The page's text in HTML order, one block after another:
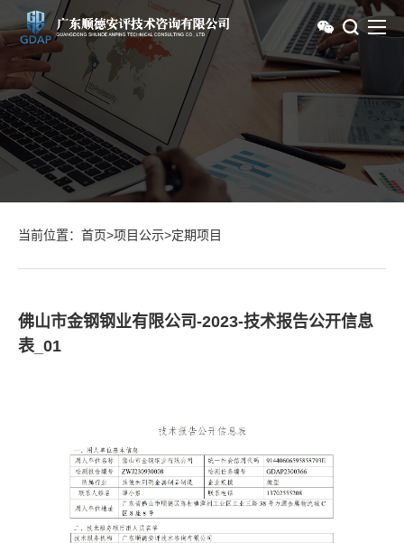
当前位置： 首页>项目公示>定期项目
佛山市金钢钢业有限公司-2023-技术报告公开信息
表_01